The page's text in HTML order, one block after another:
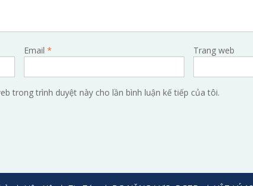
Email * Trang web
trong trình duyệt này cho lần bình luận kế tiếp của tôi.